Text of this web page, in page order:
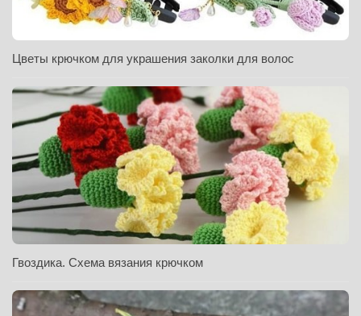
Цветы крючком для украшения заколки для волос
Гвоздика. Схема вязания крючком